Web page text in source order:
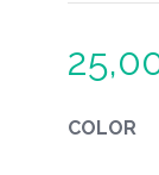
COLOR